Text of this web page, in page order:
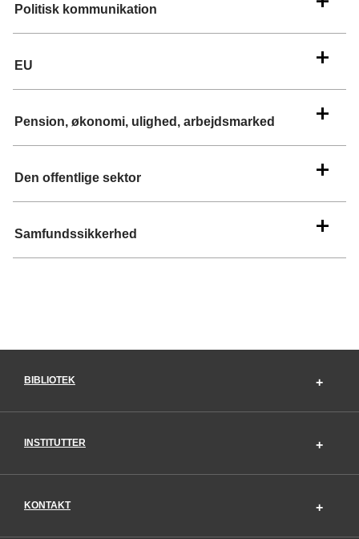
Politisk kommunikation
EU
Pension, økonomi, ulighed, arbejdsmarked
Den offentlige sektor
Samfundssikkerhed
BIBLIOTEK
INSTITUTTER
KONTAKT